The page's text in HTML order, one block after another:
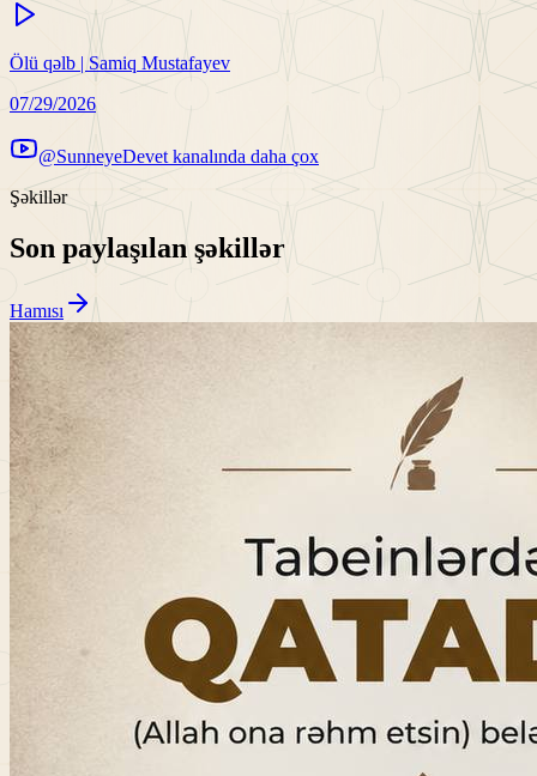
Ölü qəlb | Samiq Mustafayev
07/29/2026
@SunneyeDevet kanalında daha çox
Şəkillər
Son paylaşılan şəkillər
Hamısı